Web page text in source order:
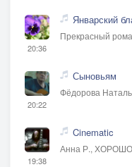
20:36
Январский
Прекрасный
20:22
Сыновьям
Фёдорова
19:38
Cinematic
Анна Р.,